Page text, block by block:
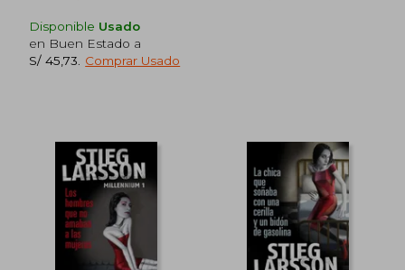
Disponible Usado
en Buen Estado a
S/ 45,73
Comprar Usado